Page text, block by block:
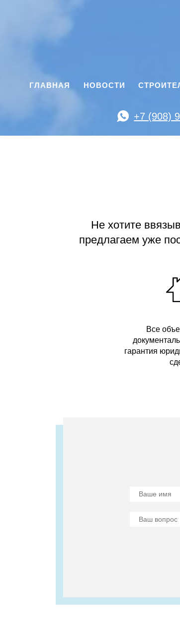
ГЛАВНАЯ НОВОСТИ
+7 (908)
Не хотите
предлагаем уже
Все
гарантия